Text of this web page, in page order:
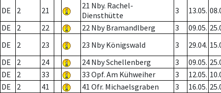
DE 2 21
21 Nby. Rachel-
Diensthütte
3 13.05.
DE
2 22 22 Nby Bramandlberg 3 09.05.
DE
2 23 23 Nby Königswald 3 29.04.
DE
2 24 24 Nby Schellenberg 3 09.05.
DE
2 33 33 Opf. Am Kühweiher 3 12.05.
DE
2 41 41 Ofr. Michaelsgraben 3 16.05.